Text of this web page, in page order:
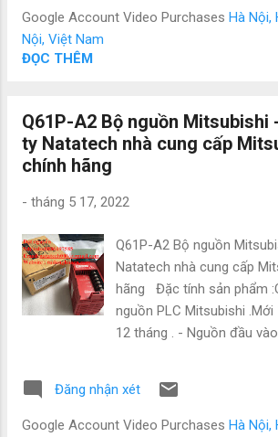
Điểm kết nối 2
phản ứng Dưới 1 ms
NATATECH.COM.VN -
Panasonic, Festo, Norgen
tốt. Giá bao luôn thị
và hỗ trợ liên hệ ngay với
Nguyễn • Tel : 0886 497
585 • Email :
Google Account Video Purchases Hà Nội,
Nội, Việt Nam
ĐỌC THÊM
Q61P-A2 Bộ nguồn Mitsubishi
ty Natatech nhà cung cấp
chính hãng
- tháng 5 17, 2022
Q61P-A2 Bộ nguồn
Natatech nhà cung cấp
hãng Đặc tính sản phẩm
nguồn PLC Mitsubishi .Mới
12 tháng . - Nguồn đầu vào
Hãng sản xuất: Mitsubishi -
NATATECH.COM.VN -
Đăng nhận xét
Google Account Video Purchases Hà Nội,